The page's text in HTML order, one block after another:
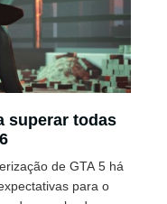
superar todas
de GTA 5 há
para o